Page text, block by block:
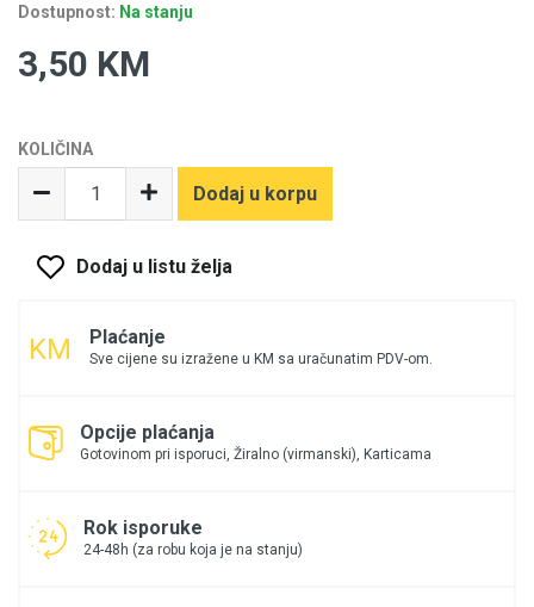
Dostupnost: Na stanju
3,50 KM
KOLIČINA
Dodaj u korpu
Dodaj u listu želja
Plaćanje
Sve cijene su izražene u KM sa uračunatim PDV-om.
Opcije plaćanja
Gotovinom pri isporuci, Žiralno (virmanski), Karticama
Rok isporuke
24-48h (za robu koja je na stanju)